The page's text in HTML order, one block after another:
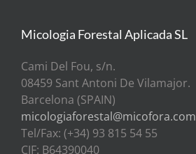
Micologia Forestal Aplicada SL
Cami Del Fou, s/n.
08459 Sant Antoni De Vilamajor.
Barcelona (SPAIN)
micologiaforestal@micofora.com
Tel/Fax: (+34) 93 815 54 55
CIF: B64390040